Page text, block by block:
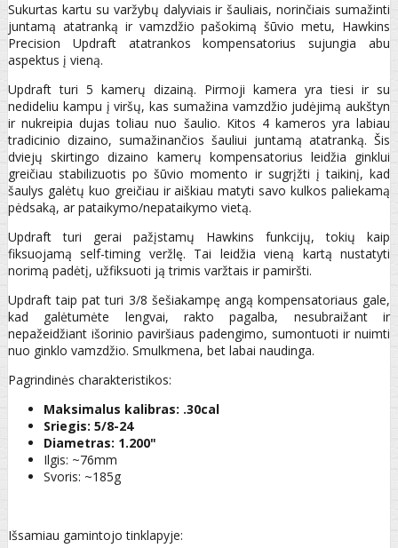
Sukurtas kartu su varžybų dalyviais ir šauliais, norinčiais sumažinti
juntamą atatranką ir vamzdžio pašokimą šūvio metu, Hawkins
Precision Updraft atatrankos kompensatorius sujungia abu
aspektus į vieną.
Updraft turi 5 kamerų dizainą. Pirmoji kamera yra tiesi ir su
nedideliu kampu į viršų, kas sumažina vamzdžio judėjimą aukštyn
ir nukreipia dujas toliau nuo šaulio. Kitos 4 kameros yra labiau
tradicinio dizaino, sumažinančios šauliui juntamą atatranką. Šis
dviejų skirtingo dizaino kamerų kompensatorius leidžia ginklui
greičiau stabilizuotis po šūvio momento ir sugrįžti į taikinį, kad
šaulys galėtų kuo greičiau ir aiškiau matyti savo kulkos paliekamą
pėdsaką, ar pataikymo/nepataikymo vietą.
Updraft turi gerai pažįstamų Hawkins funkcijų, tokių kaip
fiksuojamą self-timing veržlę. Tai leidžia vieną kartą nustatyti
norimą padėtį, užfiksuoti ją trimis varžtais ir pamiršti.
Updraft taip pat turi 3/8 šešiakampę angą kompensatoriaus gale,
kad galėtumėte lengvai, rakto pagalba, nesubraižant ir
nepažeidžiant išorinio paviršiaus padengimo, sumontuoti ir nuimti
nuo ginklo vamzdžio. Smulkmena, bet labai naudinga.
Pagrindinės charakteristikos:
Maksimalus kalibras: .30cal
Sriegis: 5/8-24
Diametras: 1.200"
Ilgis: ~76mm
Svoris: ~185g
Išsamiau gamintojo tinklapyje: